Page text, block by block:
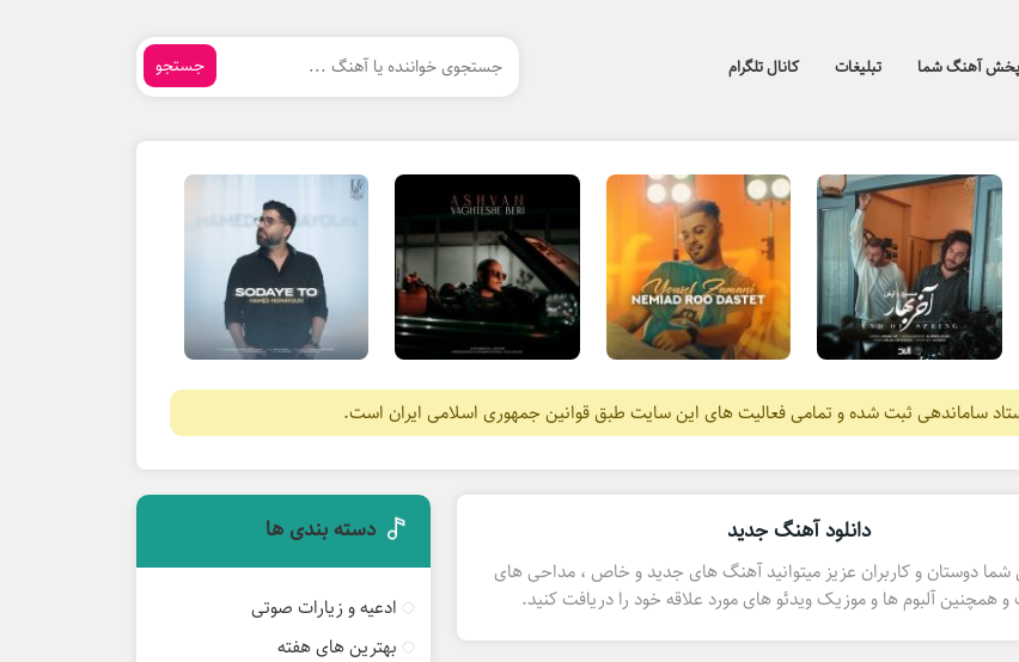
پخش آهنگ شما تبلیغات کانال تلگرام جستجو
ساماندهی ثبت شده و تمامی فعالیت های این سایت طبق قوانین جمهوری اسلامی ایران است.
دانلود آهنگ جدید
دوستان و کاربران عزیز میتوانید آهنگ های جدید و خاص ، مداحی های
همچنین آلبوم ها و موزیک ویدئو های مورد علاقه خود را دریافت کنید.
دسته بندی ها
ادعیه و زیارات صوتی
بهترین های هفته